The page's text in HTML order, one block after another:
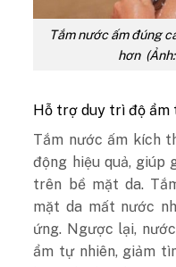
Tắm nước ấm đúng
hơn
Hỗ trợ duy trì độ ẩm
Tắm nước ấm kích
động hiệu quả, giúp
trên bề mặt da.
mặt da mất nước
ứng. Ngược lại,
ẩm tự nhiên, giảm